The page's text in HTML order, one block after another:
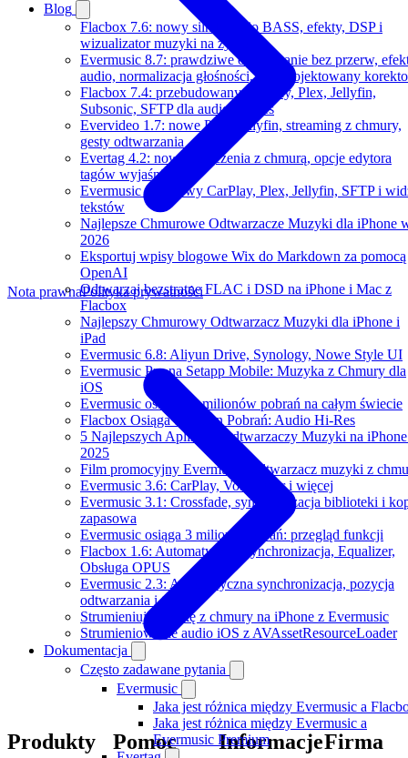
Blog
Flacbox 7.6: nowy silnik audio BASS, efekty, DSP i
wizualizator muzyki na żywo
Evermusic 8.7: prawdziwe odtwarzanie bez przerw,
audio, normalizacja głośności, przeprojektowany
Flacbox 7.4: przebudowany CarPlay, Plex, Jellyfin,
Subsonic, SFTP dla audio Hi-Res
Evervideo 1.7: nowe Plex, Jellyfin, streaming z chmury,
gesty odtwarzania
Evertag 4.2: nowe połączenia z chmurą, opcje edytora
tagów wyjaśnione
Evermusic 8.6: nowy CarPlay, Plex, Jellyfin, SFTP i
tekstów
Najlepsze Chmurowe Odtwarzacze Muzyki dla iPhone
2026
Eksportuj wpisy blogowe Wix do Markdown za pomocą
OpenAI
Odtwarzaj bezstratne FLAC i DSD na iPhone i Mac z
Flacbox
Najlepszy Chmurowy Odtwarzacz Muzyki dla iPhone i
iPad
Evermusic 6.8: Aliyun Drive, Synology, Nowe Style UI
Evermusic Pro na Setapp Mobile: Muzyka z Chmury dla
iOS
Evermusic osiąga 11 milionów pobrań na całym świecie
Flacbox Osiąga 1 Milion Pobrań: Audio Hi-Res
5 Najlepszych Aplikacji Odtwarzaczy Muzyki na
2025
Film promocyjny Evermusic: odtwarzacz muzyki z
Evermusic 3.6: CarPlay, VoiceOver i więcej
Evermusic 3.1: Crossfade, synchronizacja biblioteki i
zapasowa
Evermusic osiąga 3 miliony pobrań: przegląd funkcji
Flacbox 1.6: Automatyczna Synchronizacja, Equalizer,
Obsługa OPUS
Evermusic 2.3: Automatyczna synchronizacja, pozycja
odtwarzania i tagi
Strumieniuj muzykę z chmury na iPhone z Evermusic
Strumieniowanie audio iOS z AVAssetResourceLoader
Dokumentacja
Często zadawane pytania
Evermusic
Jaka jest różnica między Evermusic a
Jaka jest różnica między Evermusic a
Evermusic Premium
Nota prawnaPolityka prywatności
Produkty Pomoc
InformacjeFirma